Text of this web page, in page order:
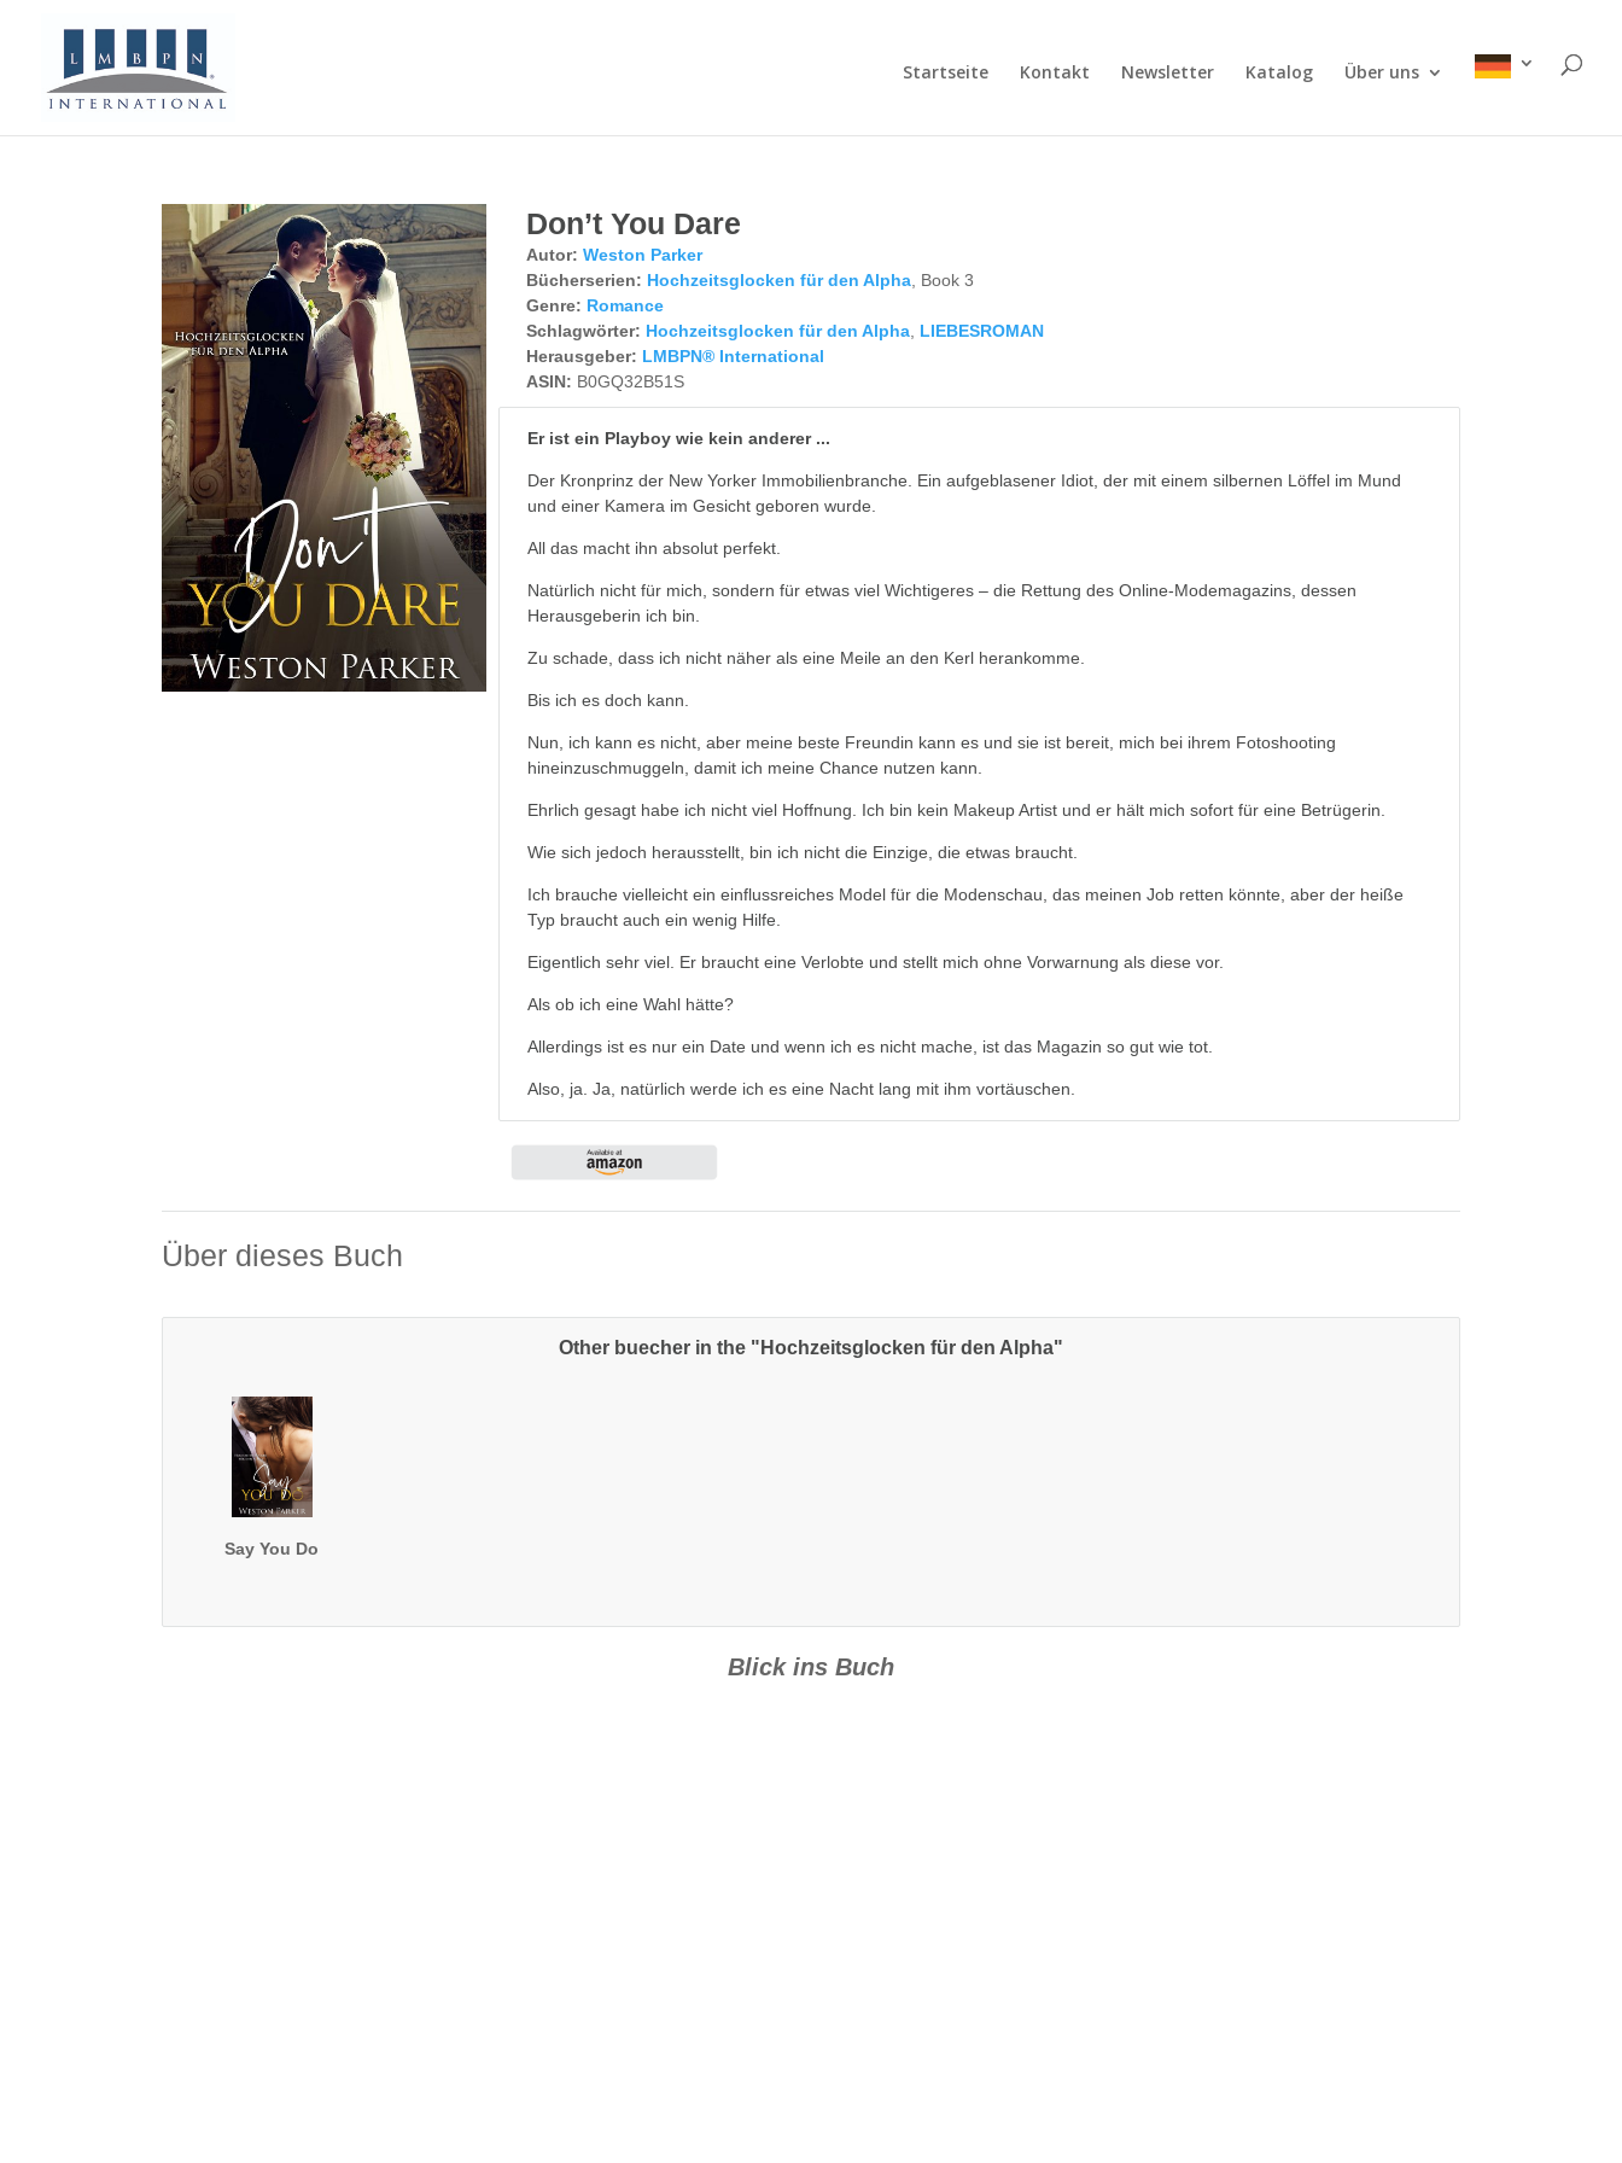
Startseite Kontakt Newsletter Katalog Über uns
Don’t You Dare
Autor: Weston Parker
Bücherserien: Hochzeitsglocken für den Alpha , Book 3
Genre: Romance
Schlagwörter: Hochzeitsglocken für den Alpha LIEBESROMAN
Herausgeber: LMBPN® International
ASIN: B0GQ32B51S
Er ist ein Playboy wie kein anderer ...
Der Kronprinz der New Yorker Immobilienbranche. Ein aufgeblasener Idiot, der mit einem silbernen Löffel im Mund
und einer Kamera im Gesicht geboren wurde.
All das macht ihn absolut perfekt.
Natürlich nicht für mich, sondern für etwas viel Wichtigeres – die Rettung des Online-Modemagazins, dessen
Herausgeberin ich bin.
Zu schade, dass ich nicht näher als eine Meile an den Kerl herankomme.
Bis ich es doch kann.
Nun, ich kann es nicht, aber meine beste Freundin kann es und sie ist bereit, mich bei ihrem Fotoshooting
hineinzuschmuggeln, damit ich meine Chance nutzen kann.
Ehrlich gesagt habe ich nicht viel Hoffnung. Ich bin kein Makeup Artist und er hält mich sofort für eine Betrügerin.
Wie sich jedoch herausstellt, bin ich nicht die Einzige, die etwas braucht.
Ich brauche vielleicht ein einflussreiches Model für die Modenschau, das meinen Job retten könnte, aber der heiße
Typ braucht auch ein wenig Hilfe.
Eigentlich sehr viel. Er braucht eine Verlobte und stellt mich ohne Vorwarnung als diese vor.
Als ob ich eine Wahl hätte?
Allerdings ist es nur ein Date und wenn ich es nicht mache, ist das Magazin so gut wie tot.
Also, ja. Ja, natürlich werde ich es eine Nacht lang mit ihm vortäuschen.
Über dieses Buch
Other buecher in the "Hochzeitsglocken für den Alpha"
Say You Do
Blick ins Buch